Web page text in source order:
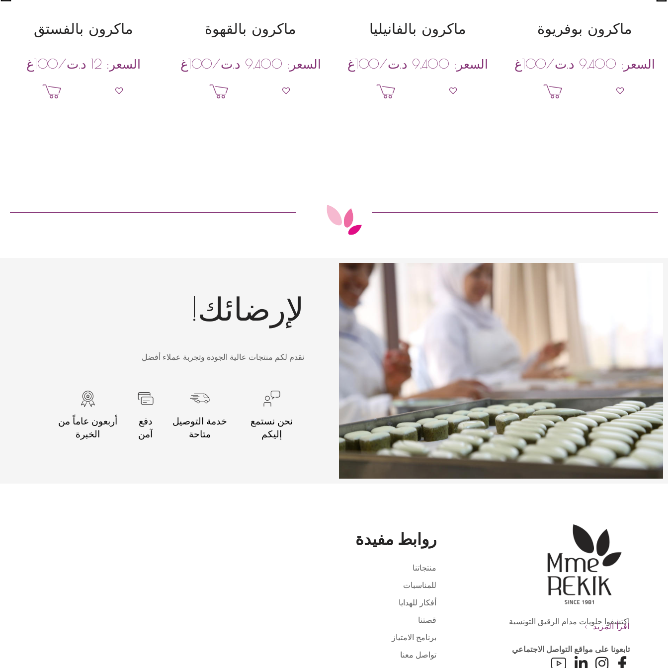
ماكرون بوفريوة
السعر: 9,400 د.ت/100غ
إضافة إلى السلة
ماكرون بالفانيليا
السعر: 9,400 د.ت/100غ
إضافة إلى السلة
ماكرون بالقهوة
السعر: 9,400 د.ت/100غ
إضافة إلى السلة
ماكرون بالفستق
السعر: 12 د.ت/100غ
إضافة إلى السلة
لإرضائك!
نقدم لكم منتجات عالية الجودة وتجربة عملاء أفضل
نحن نستمع
إليكم
خدمة التوصيل
متاحة
دفع
آمن
أربعون عاماً من
الخبرة
اكتشفوا حلويات مدام الرقيق التونسية
اقرأ المزيد
تابعونا على مواقع التواصل الاجتماعي
روابط مفيدة
منتجاتنا
للمناسبات
أفكار للهدايا
قصتنا
برنامج الامتياز
تواصل معنا